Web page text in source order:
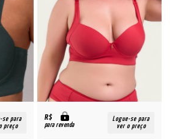
se para
preço
R$
para revenda
Logue-se para
ver o preço